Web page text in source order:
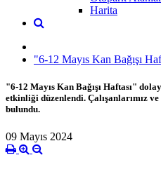
Harita
"6-12 Mayıs Kan Bağışı
"6-12 Mayıs Kan Bağışı Haftası"
etkinliği düzenlendi. Çalışanlarımız ve
bulundu.
09 Mayıs 2024